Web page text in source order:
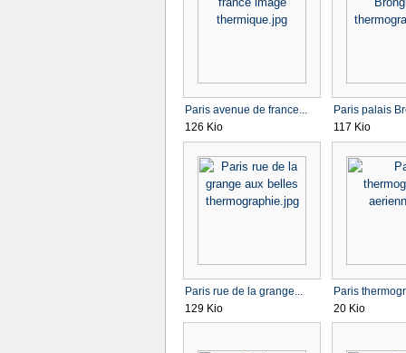
Paris avenue de france...
126 Kio
Paris palais
117 Kio
Paris rue de la grange...
129 Kio
Paris
20 Kio